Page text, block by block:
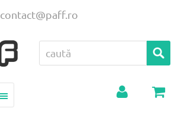
contact@paff.ro